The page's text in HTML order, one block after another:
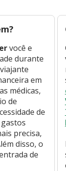
você e
durante
em
médicas,
de
de
precisa,
disso, o
de